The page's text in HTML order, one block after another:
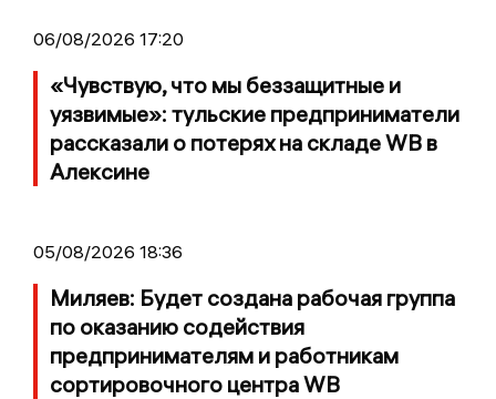
06/08/2026 17:20
«Чувствую, что мы беззащитные и
уязвимые»: тульские предприниматели
рассказали о потерях на складе WB в
Алексине
05/08/2026 18:36
Миляев: Будет создана рабочая группа
по оказанию содействия
предпринимателям и работникам
сортировочного центра WB